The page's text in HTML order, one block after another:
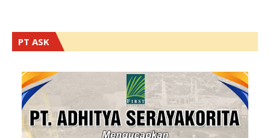
PT ASK